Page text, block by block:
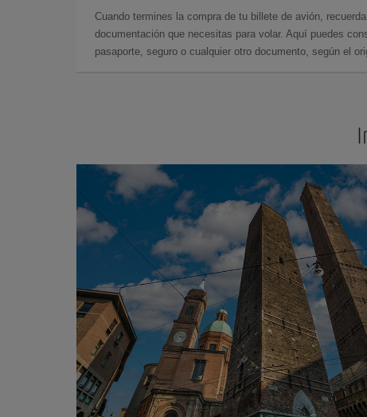
Cuando termines la compra de tu billete de avión,
documentación que necesitas para volar. Aquí puedes
pasaporte, seguro o cualquier otro documento, según el